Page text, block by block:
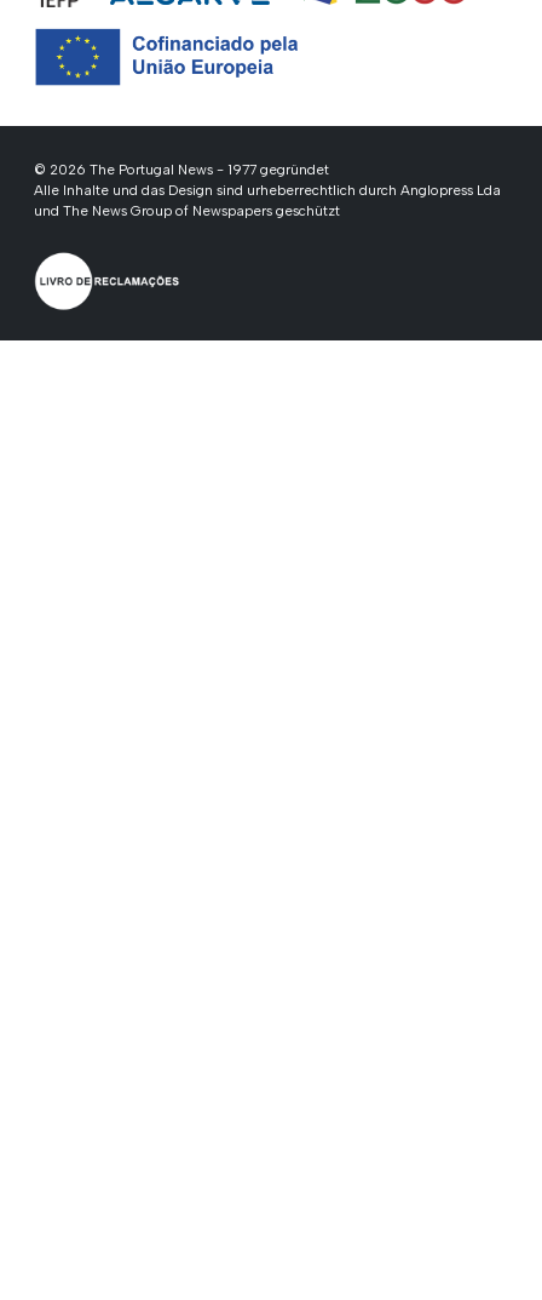
© 2026 The Portugal News - 1977 gegründet
Alle Inhalte und das Design sind urheberrechtlich durch Anglopress Lda
und The News Group of Newspapers geschützt